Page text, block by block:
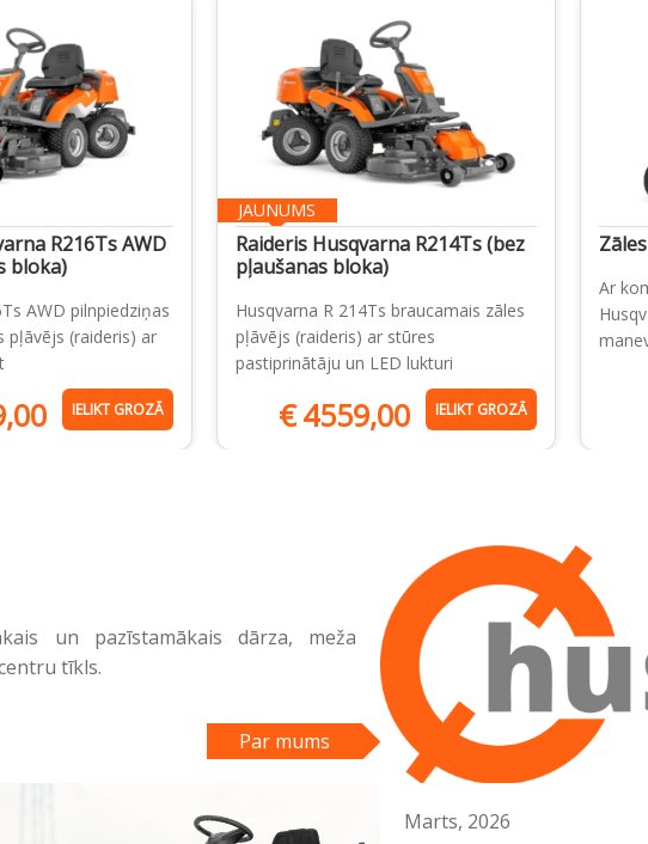
R216Ts AWD
bloka)
AWD pilnpiedziņas
pļāvējs (raideris) ar
IELIKT GROZĀ
JAUNUMS
Raideris Husqvarna R214Ts (bez
pļaušanas bloka)
Husqvarna R 214Ts braucamais zāles
pļāvējs (raideris) ar stūres
pastiprinātāju un LED lukturi
€4559,00 IELIKT GROZĀ
Ar
un pazīstamākais dārza, meža
tīkls.
Par mums
Marts, 2026